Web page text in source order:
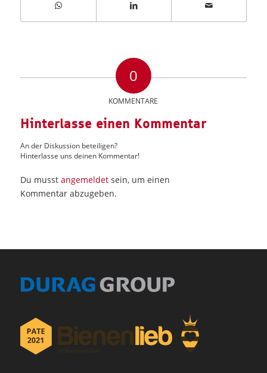
0
KOMMENTARE
Hinterlasse einen Kommentar
An der Diskussion beteiligen?
Hinterlasse uns deinen Kommentar!
Du musst angemeldetsein, um einen
Kommentar abzugeben.